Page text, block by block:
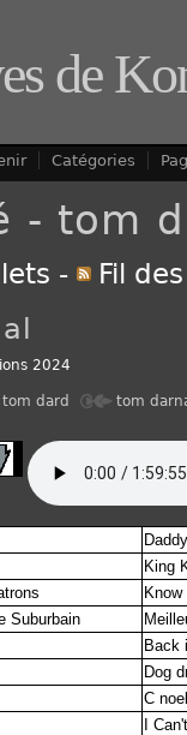
de
Catégories
- tom
- Fil
2024
tom dard tom
King
Suburbain
Back
Dog
C noel
I